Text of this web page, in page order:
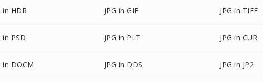
in HDR JPG in GIF JPG in TIFF
in PSD JPG in PLT JPG in CUR
in DOCM JPG in DDS JPG in JP2